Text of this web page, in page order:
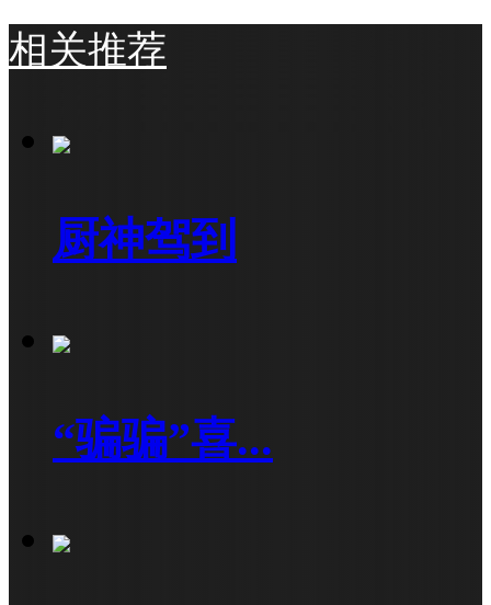
相关推荐
厨神驾到
“骗骗”喜...